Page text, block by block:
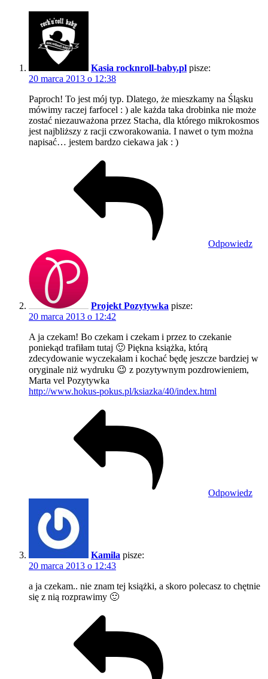
Kasia rocknroll-baby.pl pisze:
20 marca 2013 o 12:38
Paproch! To jest mój typ. Dlatego, że mieszkamy na Śląsku
mówimy raczej farfocel : ) ale każda taka drobinka nie może
zostać niezauważona przez Stacha, dla którego mikrokosmos
jest najbliższy z racji czworakowania. I nawet o tym można
napisać… jestem bardzo ciekawa jak : )
Odpowiedz
Projekt Pozytywka pisze:
20 marca 2013 o 12:42
A ja czekam! Bo czekam i czekam i przez to czekanie
poniekąd trafiłam tutaj 🙂 Piękna książka, którą
zdecydowanie wyczekałam i kochać będę jeszcze bardziej w
oryginale niż wydruku 😉 z pozytywnym pozdrowieniem,
Marta vel Pozytywka
http://www.hokus-pokus.pl/ksiazka/40/index.html
Odpowiedz
Kamila pisze:
20 marca 2013 o 12:43
a ja czekam.. nie znam tej książki, a skoro polecasz to chętnie
się z nią rozprawimy 🙂